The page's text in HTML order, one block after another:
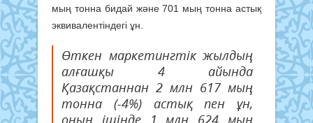
мың тонна бидай және 701 мың тонна астық
эквивалентіндегі ұн.
Өткен маркетингтік жылдың
алғашқы 4 айында
Қазақстаннан 2 млн 617 мың
тонна (-4%) астық пен ұн,
оның ішінде 1 млн 624 мың